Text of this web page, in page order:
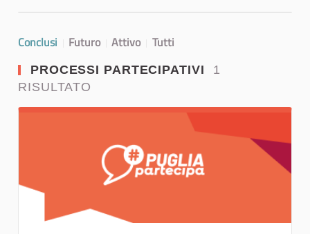
Conclusi Futuro Attivo Tutti
PROCESSI PARTECIPATIVI 1
RISULTATO